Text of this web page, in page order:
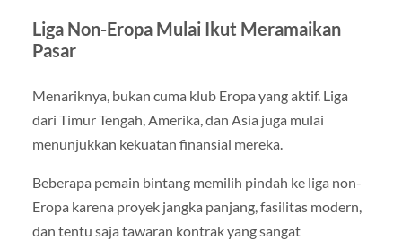
Liga Non-Eropa Mulai Ikut Meramaikan
Pasar
Menariknya, bukan cuma klub Eropa yang aktif. Liga
dari Timur Tengah, Amerika, dan Asia juga mulai
menunjukkan kekuatan finansial mereka.
Beberapa pemain bintang memilih pindah ke liga non-
Eropa karena proyek jangka panjang, fasilitas modern,
dan tentu saja tawaran kontrak yang sangat